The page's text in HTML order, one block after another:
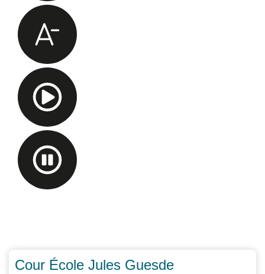
Cour École Jules Guesde